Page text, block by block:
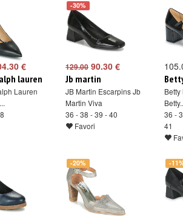
€
lauren
Lauren
-30%
129.00 90.30 €
Jb martin
JB Martin Escarpins Jb
Martin Viva
36 - 38 - 39 - 40
Favori
36 -
41
-20% -